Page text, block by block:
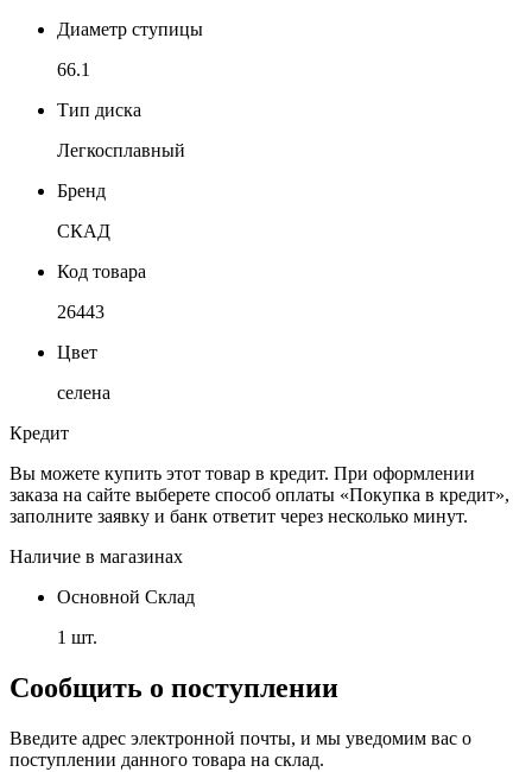
Диаметр ступицы
66.1
Тип диска
Легкосплавный
Бренд
СКАД
Код товара
26443
Цвет
селена
Кредит
Вы можете купить этот товар в кредит. При оформлении
заказа на сайте выберете способ оплаты «Покупка в кредит»,
заполните заявку и банк ответит через несколько минут.
Наличие в магазинах
Основной Склад
1 шт.
Сообщить о поступлении
Введите адрес электронной почты, и мы уведомим вас о
поступлении данного товара на склад.